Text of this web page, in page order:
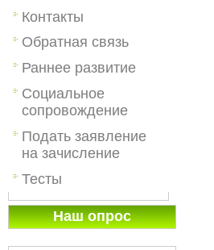
Контакты
Обратная связь
Раннее развитие
Социальное
сопровождение
Подать заявление
на зачисление
Тесты
Наш опрос